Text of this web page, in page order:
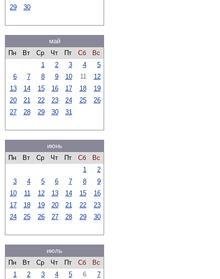
29
30
май
Пн
Вт Ср Чт Пт Сб
Вс
1
2 3 4
5
6
7 8 9 10 11
12
13
14 15 16 17 18
19
20
21 22 23 24 25
26
27
28 29 30 31
июнь
Пн
Вт Ср Чт Пт Сб
Вс
1
2
3
4 5 6 7 8
9
10
11 12 13 14 15
16
17
18 19 20 21 22
23
24
25 26 27 28 29 30
июль
Пн
Вт Ср Чт Пт Сб
Вс
1
2 3 4 5 6
7